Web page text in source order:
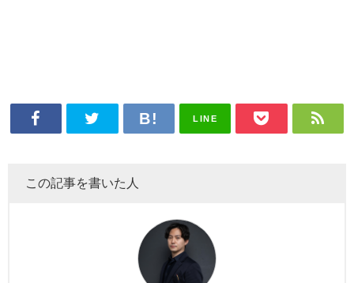
LINE
この記事を書いた人